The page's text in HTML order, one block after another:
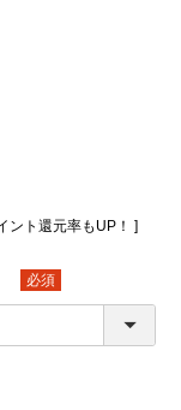
ント還元率もUP！ ]
(必須)